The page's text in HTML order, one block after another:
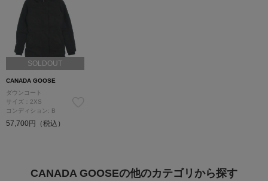
SOLDOUT
CANADA GOOSE
ダウンコート
サイズ：2XS
コンディション: B
57,700円（税込）
CANADA GOOSEの他のカテゴリから探す